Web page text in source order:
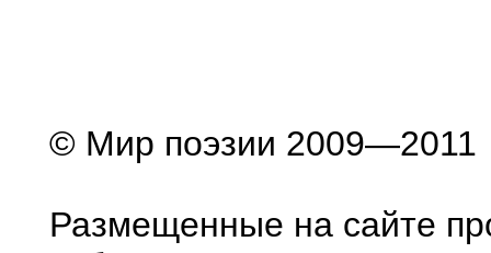
© Мир поэзии 2009—2011
Размещенные на сайте